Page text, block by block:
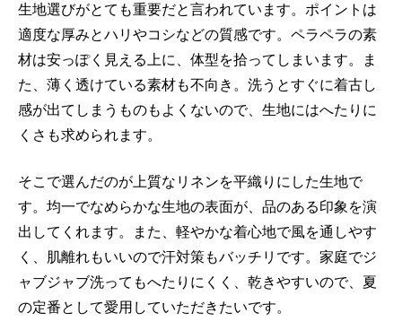
生地選びがとても重要だと言われています。ポイントは
適度な厚みとハリやコシなどの質感です。ペラペラの素
材は安っぽく見える上に、体型を拾ってしまいます。ま
た、薄く透けている素材も不向き。洗うとすぐに着古し
感が出てしまうものもよくないので、生地にはへたりに
くさも求められます。
そこで選んだのが上質なリネンを平織りにした生地で
す。均一でなめらかな生地の表面が、品のある印象を演
出してくれます。また、軽やかな着心地で風を通しやす
く、肌離れもいいので汗対策もバッチリです。家庭でジ
ャブジャブ洗ってもへたりにくく、乾きやすいので、夏
の定番として愛用していただきたいです。